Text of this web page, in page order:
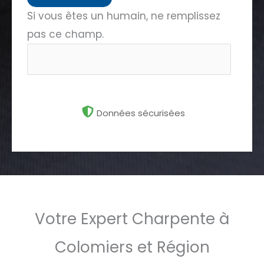
Si vous êtes un humain, ne remplissez
pas ce champ.
Données sécurisées
Votre Expert Charpente à
Colomiers et Région